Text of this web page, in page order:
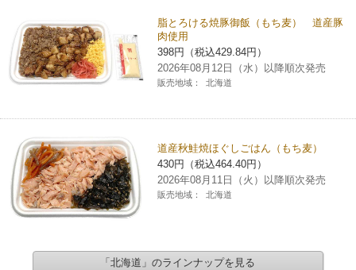
荷物預かりサービス「ecbocloakエクボクローク」（店舗限定）
パウダースペース ラブン（店舗限定）
脂とろける焼豚御飯（もち麦） 道産豚
肉使用
398円（税込429.84円）
2026年08月12日（水）以降順次発売
販売地域： 北海道
道産秋鮭焼ほぐしごはん（もち麦）
430円（税込464.40円）
2026年08月11日（火）以降順次発売
販売地域： 北海道
「北海道」のラインナップを見る